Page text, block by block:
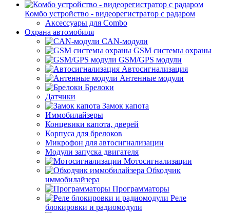
Комбо устройство - видеорегистратор с радаром
Аксессуары для Combo
Охрана автомобиля
CAN-модули
GSM системы охраны
GSM/GPS модули
Автосигнализация
Антенные модули
Брелоки
Датчики
Замок капота
Иммобилайзеры
Концевики капота, дверей
Корпуса для брелоков
Микрофон для автосигнализации
Модули запуска двигателя
Мотосигнализации
Обходчик
иммобилайзера
Программаторы
Реле
блокировки и радиомодули